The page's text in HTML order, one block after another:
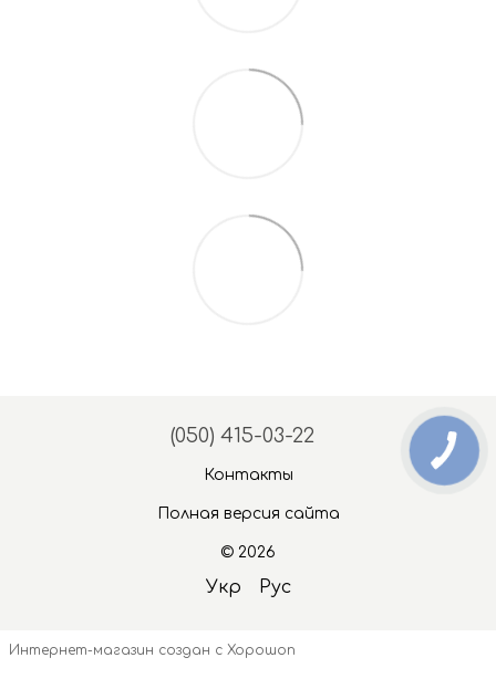
(050) 415-03-22
Контакты
Полная версия сайта
© 2026
Укр Рус
Интернет-магазин создан с Хорошоп